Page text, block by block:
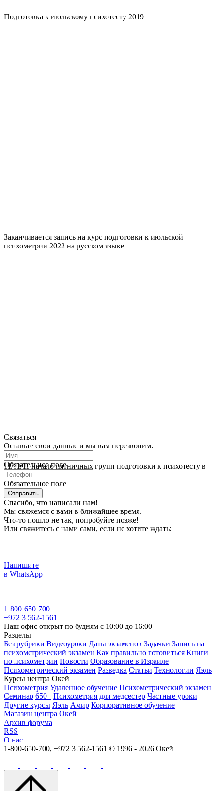
Подготовка к июльскому психотесту 2019
Заканчивается запись на курс подготовки к июльской
психометрии 2022 на русском языке
11/11/11 начало пятничных групп подготовки к психотесту в
Окей
Связаться
Оставьте свои данные и мы вам перезвоним:
Обязательное поле
Обязательное поле
Отправить
Спасибо, что написали нам!
Мы свяжемся с вами в ближайшее время.
Что-то пошло не так, попробуйте позже!
Или свяжитесь с нами сами, если не хотите ждать:
Напишите
в WhatsApp
1-800-650-700
+972 3 562-1561
Наш офис открыт по будням с 10:00 до 16:00
Разделы
Без рубрики Видеоуроки Даты экзаменов Задачки Запись на
психометрический экзамен Как правильно готовиться Книги
по психометрии Новости Образование в Израиле
Психометрический экзамен Разведка Статьи Технологии Яэль
Курсы центра Окей
Психометрия Удаленное обучение Психометрический экзамен
Семинар 650+ Психометрия для медсестер Частные уроки
Другие курсы Яэль Амир Корпоративное обучение
Магазин центра Окей
Архив форума
RSS
О нас
1-800-650-700, +972 3 562-1561 © 1996 - 2026 Окей